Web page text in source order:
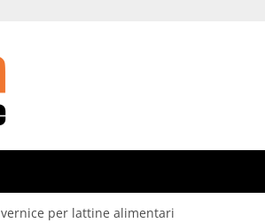
per lattine alimentari